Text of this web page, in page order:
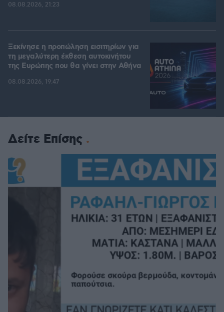
08.08.2026, 21:23
Ξεκίνησε η προπώληση εισιτηρίων για
τη μεγαλύτερη έκθεση αυτοκινήτου
της Ευρώπης που θα γίνει στην Αθήνα
08.08.2026, 19:47
Δείτε Επίσης